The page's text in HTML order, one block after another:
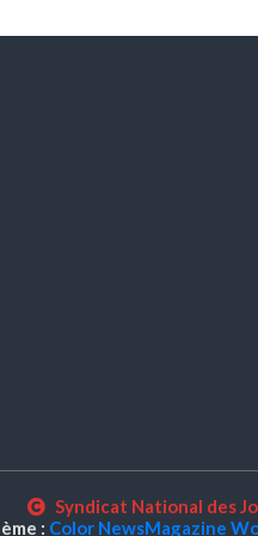
Syndicat National des
: Color NewsMagazine